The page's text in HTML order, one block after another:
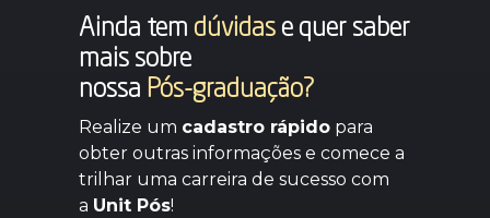
Ainda tem dúvidas e quer saber
mais sobre
nossa Pós-graduação?
Realize um cadastro rápido para
obter outras informações e comece a
trilhar uma carreira de sucesso com
a Unit Pós!